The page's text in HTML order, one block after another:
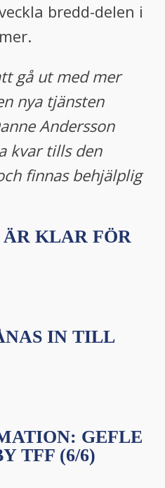
bredd-delen i
gå ut med mer
nya tjänsten
Andersson
kvar tills den
finnas behjälplig
KLAR FÖR
IN TILL
GEFLE
TFF (6/6)